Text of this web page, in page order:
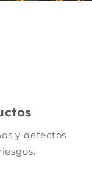
y defectos